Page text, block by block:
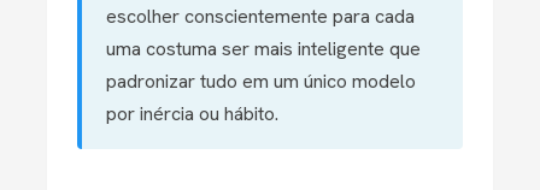
escolher conscientemente para cada
uma costuma ser mais inteligente que
padronizar tudo em um único modelo
por inércia ou hábito.